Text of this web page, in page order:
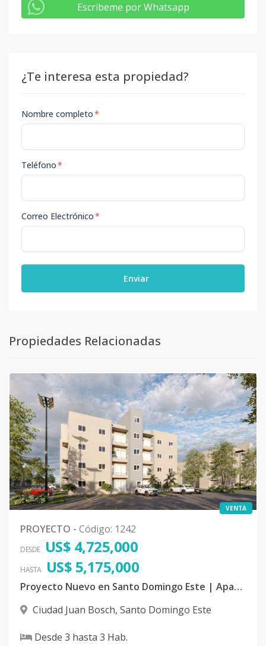
Escribeme por Whatsapp
¿Te interesa esta propiedad?
Nombre completo*
Teléfono*
Correo Electrónico*
Enviar
Propiedades Relacionadas
VENTA
PROYECTO - Código: 1242
DESDE US$ 4,725,000
HASTA US$ 5,175,000
Proyecto Nuevo en Santo Domingo Este | Apartamentos con Grandes Amenidades
Ciudad Juan Bosch, Santo Domingo Este
Desde 3 hasta 3 Hab.